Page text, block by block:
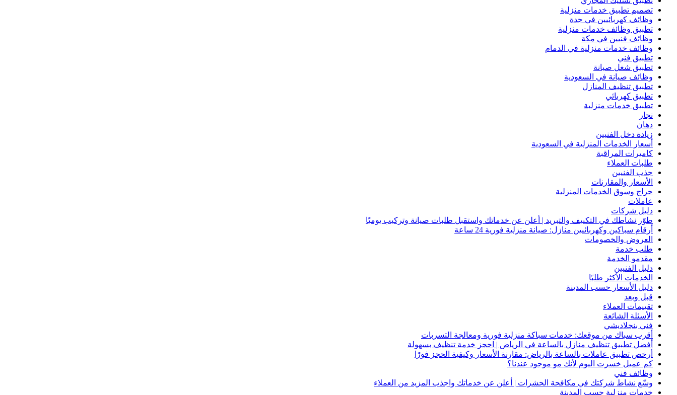
تصميم تطبيق خدمات منزلية
وظائف كهربائيين في جدة
تطبيق وظائف خدمات منزلية
وظائف فنيين في مكة
وظائف خدمات منزلية في الدمام
تطبيق فني
تطبيق شغل صيانة
وظائف صيانة في السعودية
تطبيق تنظيف المنازل
تطبيق كهربائي
تطبيق خدمات منزلية
نجار
دهان
زيادة دخل الفنيين
أسعار الخدمات المنزلية في السعودية
كاميرات المراقبة
طلبات العملاء
جذب الفنيين
الأسعار والمقارنات
حراج وسوق الخدمات المنزلية
عاملات
دليل شركات
طوّر نشاطك في التكييف والتبريد | أعلن عن خدماتك واستقبل طلبات صيانة وتركيب يوميًا
أرقام سباكين وكهربائيين منازل: صيانة منزلية فورية 24 ساعة
العروض والخصومات
طلب خدمة
مقدمو الخدمة
دليل الفنيين
الخدمات الأكثر طلبًا
دليل الأسعار حسب المدينة
قبل وبعد
تقييمات العملاء
الأسئلة الشائعة
فني بنجلاديشي
أقرب سباك من موقعك: خدمات سباكة منزلية فورية ومعالجة التسربات
أفضل تطبيق تنظيف منازل بالساعة في الرياض | احجز خدمة تنظيف بسهولة
أرخص تطبيق عاملات بالساعة بالرياض: مقارنة الأسعار وكيفية الحجز فورًا
كم عميل خسرت اليوم لأنك مو موجود عندنا؟
وظائف فني
وسّع نشاط شركتك في مكافحة الحشرات | أعلن عن خدماتك واجذب المزيد من العملاء
خدمات منزلية حسب المدينة